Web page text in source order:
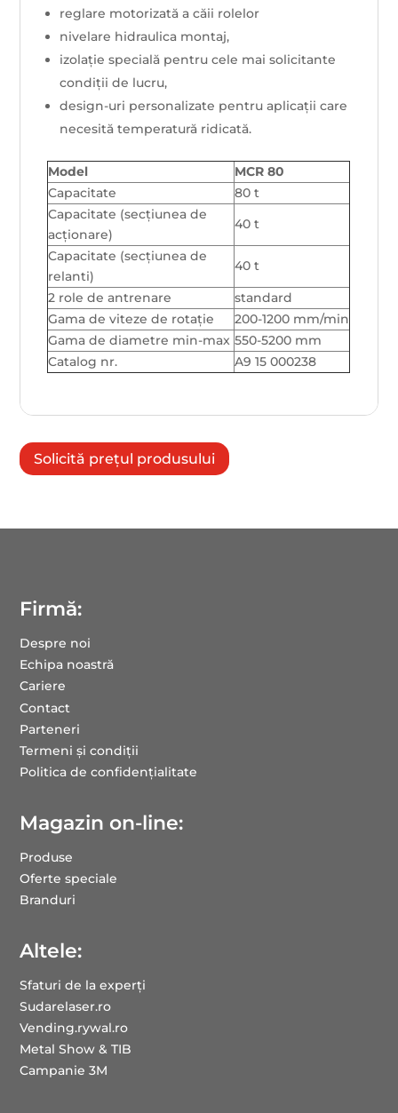
reglare motorizată a căii rolelor
nivelare hidraulica montaj,
izolație specială pentru cele mai solicitante
condiții de lucru,
design-uri personalizate pentru aplicații care
necesită temperatură ridicată.
Model
MCR 80
Capacitate
80 t
Capacitate (secțiunea de
acționare)
40 t
Capacitate (secțiunea de
relanti)
40 t
2 role de antrenare
standard
Gama de viteze de rotație
200-1200 mm/min
Gama de diametre min-max 550-5200 mm
Catalog nr.
A9 15 000238
Solicită prețul produsului
Firmă:
Despre noi
Echipa noastră
Cariere
Contact
Parteneri
Termeni și condiții
Politica de confidențialitate
Magazin on-line:
Produse
Oferte speciale
Branduri
Altele:
Sfaturi de la experți
Sudarelaser.ro
Vending.rywal.ro
Metal Show & TIB
Campanie 3M